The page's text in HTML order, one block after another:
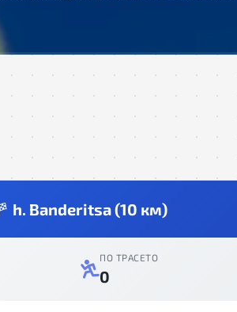
h. Banderitsa (10 км)
ПО ТРАСЕТО
0